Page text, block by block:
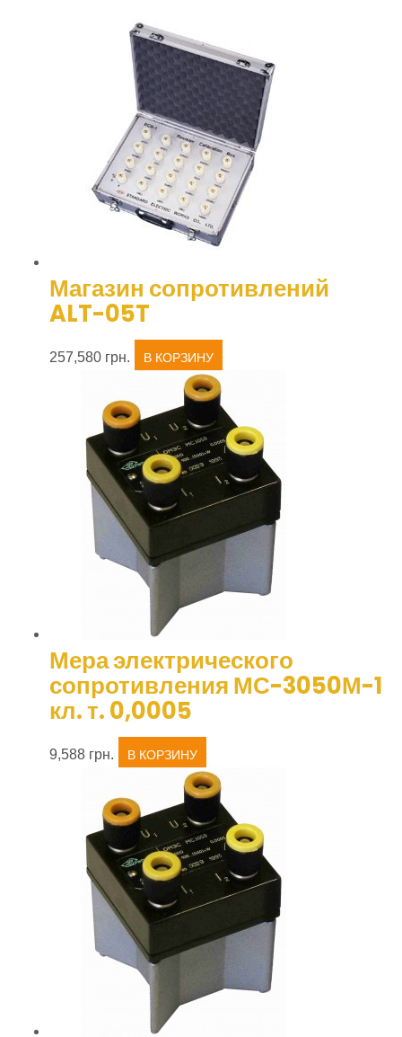
Магазин сопротивлений
ALT-05T
257,580 грн. В КОРЗИНУ
Мера электрического
сопротивления МС-3050М-1
кл. т. 0,0005
9,588 грн. В КОРЗИНУ